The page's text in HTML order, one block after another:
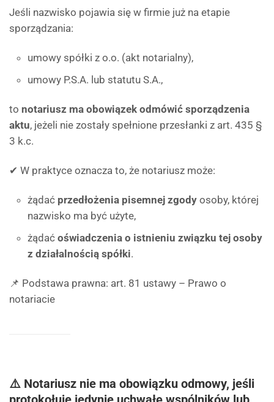
Jeśli nazwisko pojawia się w firmie już na etapie
sporządzania:
umowy spółki z o.o. (akt notarialny),
umowy P.S.A. lub statutu S.A.,
to notariusz ma obowiązek odmówić sporządzenia
aktu, jeżeli nie zostały spełnione przesłanki z art. 435 §
3 k.c.
✔ W praktyce oznacza to, że notariusz może:
żądać przedłożenia pisemnej zgody osoby, której
nazwisko ma być użyte,
żądać oświadczenia o istnieniu związku tej osoby
z działalnością spółki.
📌 Podstawa prawna: art. 81 ustawy – Prawo o
notariacie
⚠️ Notariusz nie ma obowiązku odmowy, jeśli